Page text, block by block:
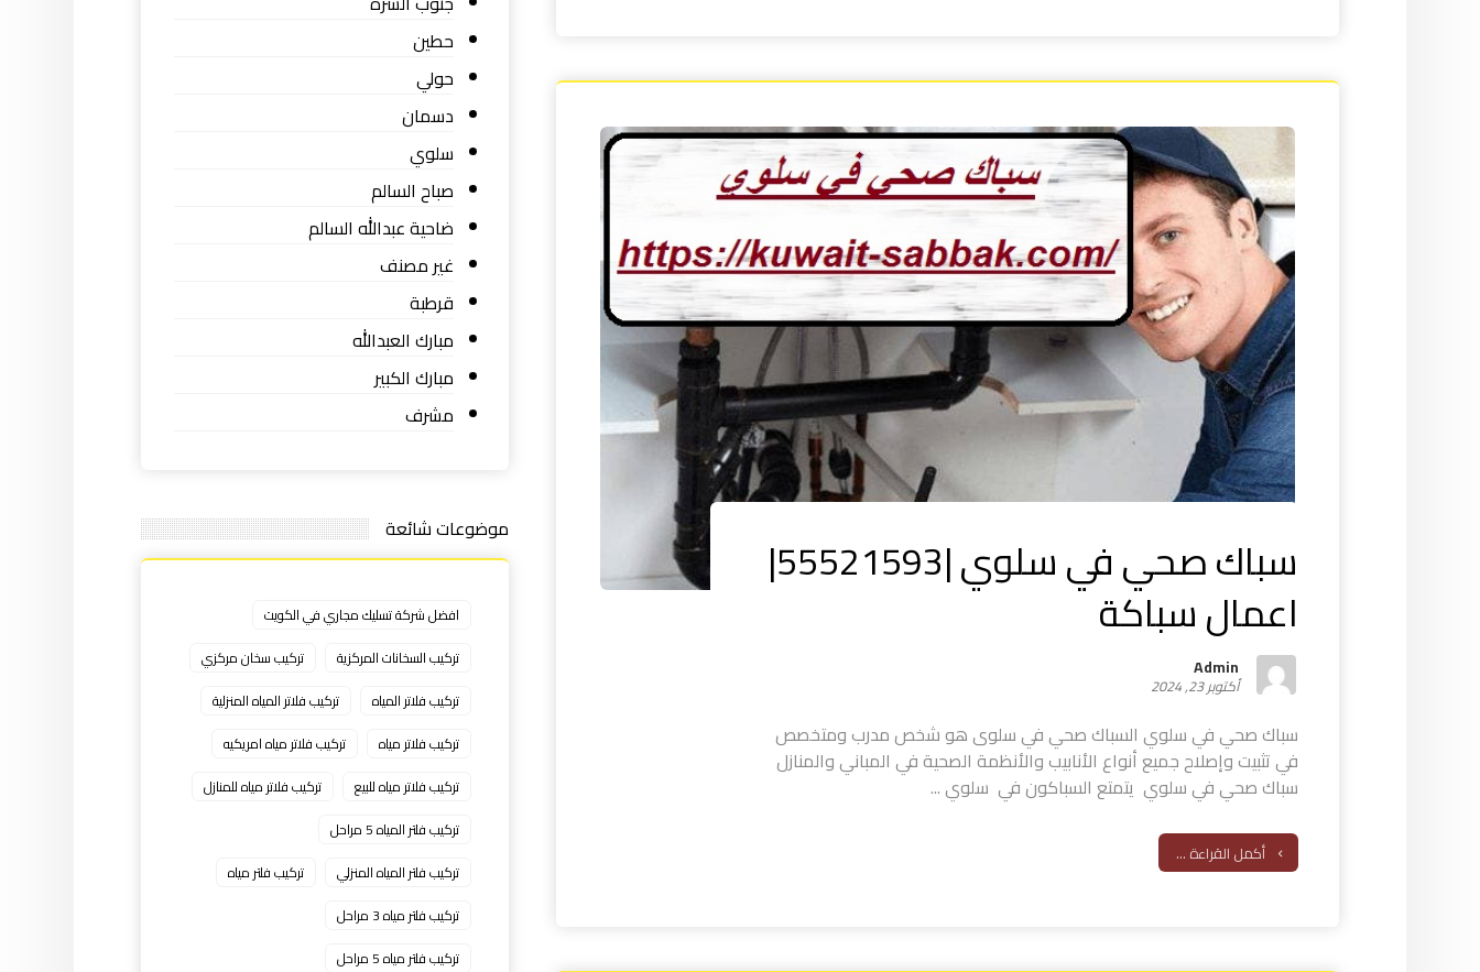
سباك صحي في سلوي |55521593|
اعمال سباكة
Admin
أكتوبر 23, 2024
سباك صحي في سلوي السباك صحي في سلوى هو شخص مدرب ومتخصص
في تثبيت وإصلاح جميع أنواع الأنابيب والأنظمة الصحية في المباني والمنازل
سباك صحي في سلوي يتمتع السباكون في سلوي ...
أكمل القراءة ...
حطين
حولي
دسمان
سلوي
صباح السالم
ضاحية عبدالله السالم
غير مصنف
قرطبة
مبارك العبدالله
مبارك الكبير
مشرف
موضوعات شائعة
افضل شركة تسليك مجاري في الكويت
تركيب السخانات المركزية
تركيب سخان مركزي
تركيب فلاتر المياه
تركيب فلاتر المياه المنزلية
تركيب فلاتر مياه
تركيب فلاتر مياه امريكيه
تركيب فلاتر مياه للبيع
تركيب فلاتر مياه للمنازل
تركيب فلتر المياه 5 مراحل
تركيب فلتر المياه المنزلي
تركيب فلتر مياه
تركيب فلتر مياه 3 مراحل
تركيب فلتر مياه 5 مراحل